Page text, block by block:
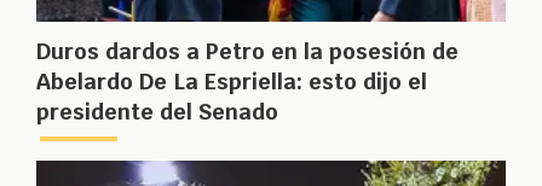
Duros dardos a Petro en la posesión de
Abelardo De La Espriella: esto dijo el
presidente del Senado